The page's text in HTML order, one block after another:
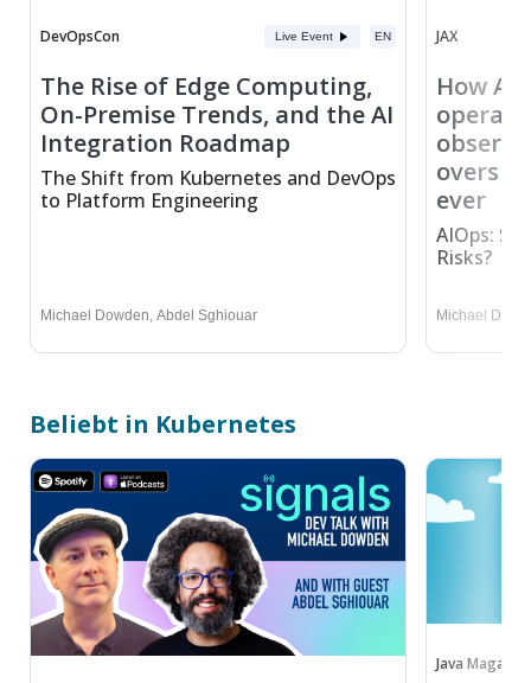
DevOpsCon Live Event EN
The Rise of Edge Computing,
On-Premise Trends, and the AI
Integration Roadmap
The Shift from Kubernetes and DevOps
to Platform Engineering
Michael Dowden, Abdel Sghiouar
JAX
How AI
ever
AIOps:
Risks?
Michael
Beliebt in Kubernetes
Java Magazin